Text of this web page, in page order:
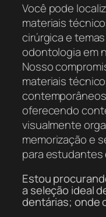
Você pode
materiais
cirúrgica e
odontologia em
Nosso
materiais
oferecendo
visualmente
memorização e
para estudantes
Estou
a seleção ideal
dentárias; onde